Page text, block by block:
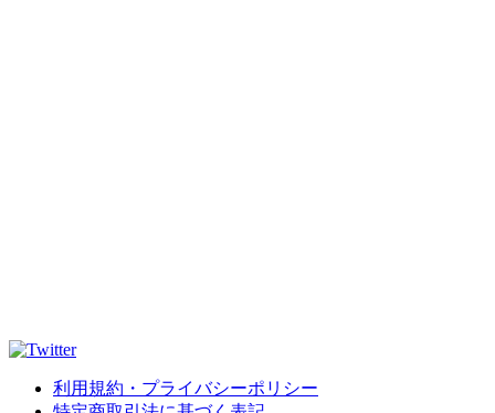
利用規約・プライバシーポリシー